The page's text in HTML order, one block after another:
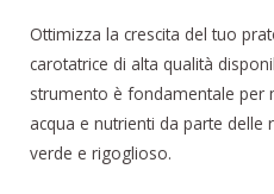
Ottimizza la crescita del tuo
carotatrice di alta qualità
strumento è fondamentale per
acqua e nutrienti da parte delle
verde e rigoglioso.